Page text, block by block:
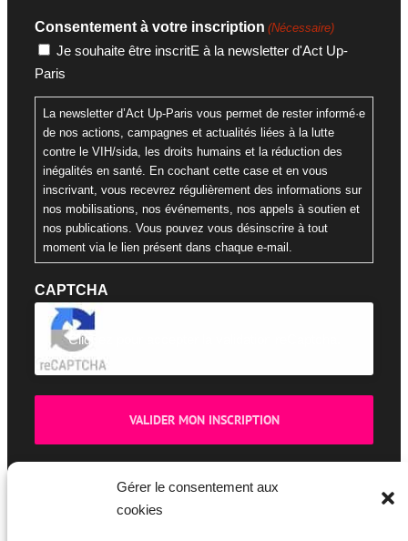
Gérer le consentement aux
cookies
Consentement à votre inscription (Nécessaire)
Je souhaite être inscritE à la newsletter d'Act Up-
Paris
La newsletter d’Act Up-Paris vous permet de rester informé·e
de nos actions, campagnes et actualités liées à la lutte
contre le VIH/sida, les droits humains et la réduction des
inégalités en santé. En cochant cette case et en vous
inscrivant, vous recevrez régulièrement des informations sur
nos mobilisations, nos événements, nos appels à soutien et
nos publications. Vous pouvez vous désinscrire à tout
moment via le lien présent dans chaque e-mail.
CAPTCHA
Cliquez pour accepter la validation reCaptcha.